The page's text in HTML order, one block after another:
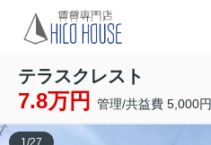
テラスクレスト
7.8万円 管理/共益費 5,000円
1 /27